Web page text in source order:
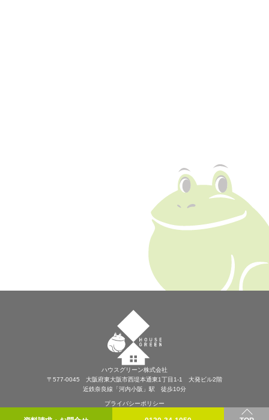
ハウスグリーン株式会社
〒577-0045 大阪府東大阪市西堤本通東1丁目1-1 大発ビル2階
近鉄奈良線「河内小阪」駅 徒歩10分
プライバシーポリシー